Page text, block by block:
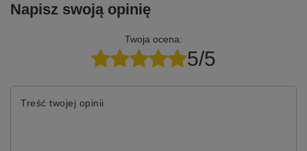
Napisz swoją opinię
Twoja ocena:
5/5
Treść twojej opinii